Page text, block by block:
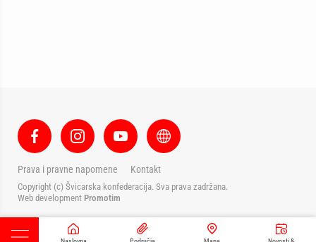
Prava i pravne napomene Kontakt
Copyright (c) Švicarska konfederacija. Sva prava zadržana.
Web development Promotim